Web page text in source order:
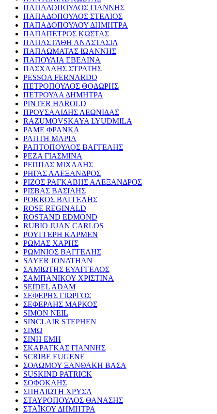
ΠΑΠΑΔΟΠΟΥΛΟΣ ΓΙΑΝΝΗΣ
ΠΑΠΑΔΟΠΟΥΛΟΣ ΣΤΕΛΙΟΣ
ΠΑΠΑΔΟΠΟΥΛΟΥ ΔΗΜΗΤΡΑ
ΠΑΠΑΠΕΤΡΟΣ ΚΩΣΤΑΣ
ΠΑΠΑΣΤΑΘΗ ΑΝΑΣΤΑΣΙΑ
ΠΑΠΛΩΜΑΤΑΣ ΙΩΑΝΝΗΣ
ΠΑΠΟΥΛΙΑ ΕΒΕΛΙΝΑ
ΠΑΣΧΑΛΗΣ ΣΤΡΑΤΗΣ
PESSOA FERNARDO
ΠΕΤΡΟΠΟΥΛΟΣ ΘΟΔΩΡΗΣ
ΠΕΤΡΟΥΛΑ ΔΗΜΗΤΡΑ
PINTER HAROLD
ΠΡΟΥΣΑΛΙΔΗΣ ΛΕΩΝΙΔΑΣ
RAZUMOVSKAYA LYUDMILA
ΡΑΜΕ ΦΡΑΝΚΑ
ΡΑΠΤΗ ΜΑΡΙΑ
ΡΑΠΤΟΠΟΥΛΟΣ ΒΑΓΓΕΛΗΣ
ΡΕΖΑ ΓΙΑΣΜΙΝΑ
ΡΕΠΠΑΣ ΜΙΧΑΛΗΣ
ΡΗΓΑΣ ΑΛΕΞΑΝΔΡΟΣ
ΡΙΖΟΣ ΡΑΓΚΑΒΗΣ ΑΛΕΞΑΝΔΡΟΣ
ΡΙΣΒΑΣ ΒΑΣΙΛΗΣ
ΡΟΚΚΟΣ ΒΑΓΓΕΛΗΣ
ROSE REGINALD
ROSTAND EDMOND
RUBIO JUAN CARLOS
ΡΟΥΓΓΕΡΗ ΚΑΡΜΕΝ
ΡΩΜΑΣ ΧΑΡΗΣ
ΡΩΜΝΙΟΣ ΒΑΓΓΕΛΗΣ
SAYER JONATHAN
ΣΑΜΙΩΤΗΣ ΕΥΑΓΓΕΛΟΣ
ΣΑΜΠΑΝΙΚΟΥ ΧΡΙΣΤΙΝΑ
SEIDEL ADAM
ΣΕΦΕΡΗΣ ΓΙΩΡΓΟΣ
ΣΕΦΕΡΛΗΣ ΜΑΡΚΟΣ
SIMON NEIL
SINCLAIR STEPHEN
ΣΙΜΩ
ΣΙΝΗ ΕΜΗ
ΣΚΑΡΑΓΚΑΣ ΓΙΑΝΝΗΣ
SCRIBE EUGENE
ΣΟΛΩΜΟΥ ΞΑΝΘΑΚΗ ΒΑΣΑ
SUSKIND PATRICK
ΣΟΦΟΚΛΗΣ
ΣΠΗΛΙΩΤΗ ΧΡΥΣΑ
ΣΤΑΥΡΟΠΟΥΛΟΣ ΘΑΝΑΣΗΣ
ΣΤΑΪΚΟΥ ΔΗΜΗΤΡΑ